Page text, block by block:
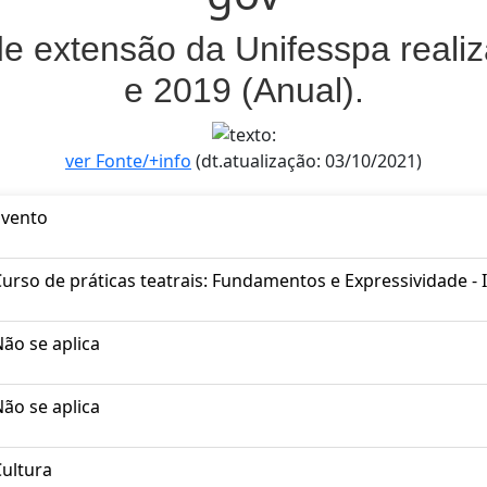
extensão da Unifesspa
e 2019 (Anual).
ver Fonte/+info (dt.atualização: 03/10/2021)
de práticas teatrais: Fundamentos e Expressividade
se aplica
se aplica